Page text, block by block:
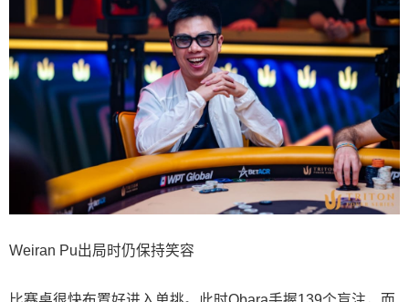
Weiran Pu出局时仍保持笑容